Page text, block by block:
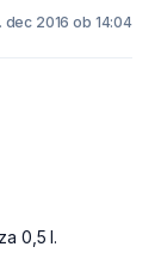
dec 2016 ob 14:04
0,5 l.